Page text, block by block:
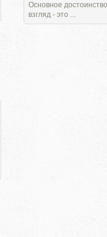
Основное
взгляд - это ...